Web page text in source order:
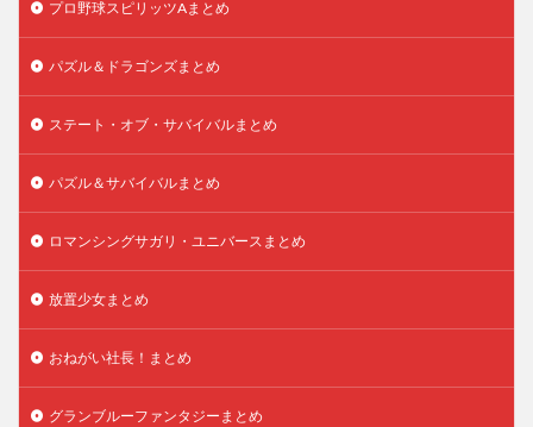
プロ野球スピリッツAまとめ
パズル＆ドラゴンズまとめ
ステート・オブ・サバイバルまとめ
パズル＆サバイバルまとめ
ロマンシングサガリ・ユニバースまとめ
放置少女まとめ
おねがい社長！まとめ
グランブルーファンタジーまとめ